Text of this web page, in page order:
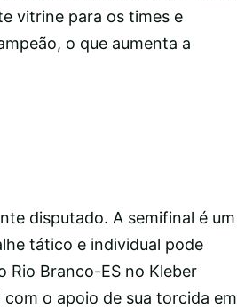
vitrine para os times e
o que aumenta a
disputado. A semifinal é um
tático e individual pode
Rio Branco-ES no Kleber
o apoio de sua torcida em